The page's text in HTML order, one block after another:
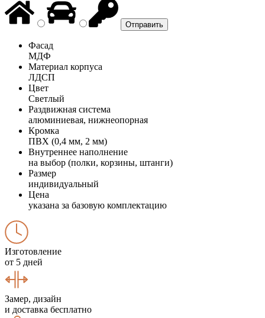
Фасад
МДФ
Материал корпуса
ЛДСП
Цвет
Светлый
Раздвижная система
алюминиевая, нижнеопорная
Кромка
ПВХ (0,4 мм, 2 мм)
Внутреннее наполнение
на выбор (полки, корзины, штанги)
Размер
индивидуальный
Цена
указана за базовую комплектацию
Изготовление
от 5 дней
Замер, дизайн
и доставка бесплатно